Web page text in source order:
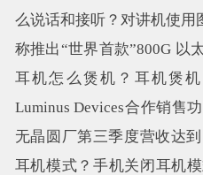
么说话和接听？对讲机使用
称推出“世界首款”800G 以
耳机怎么煲机？耳机煲
Luminus Devices合作销售
无晶圆厂第三季度营收达
耳机模式？手机关闭耳机